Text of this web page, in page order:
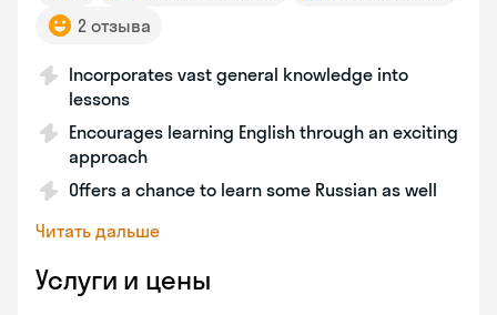
2 отзыва
Incorporates vast general knowledge into
lessons
Encourages learning English through an exciting
approach
Offers a chance to learn some Russian as well
Читать дальше
Услуги и цены